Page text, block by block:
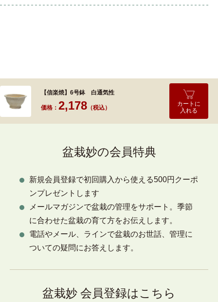
【信楽焼】6号鉢 白通気性
価格： 2,178 （税込）
カートに
入れる
盆栽妙の会員特典
新規会員登録で初回購入から使える500円クーポ
ンプレゼントします
メールマガジンで盆栽の管理をサポート。季節
に合わせた盆栽の育て方をお伝えします。
電話やメール、ラインで盆栽のお世話、管理に
ついての疑問にお答えします。
盆栽妙 会員登録はこちら